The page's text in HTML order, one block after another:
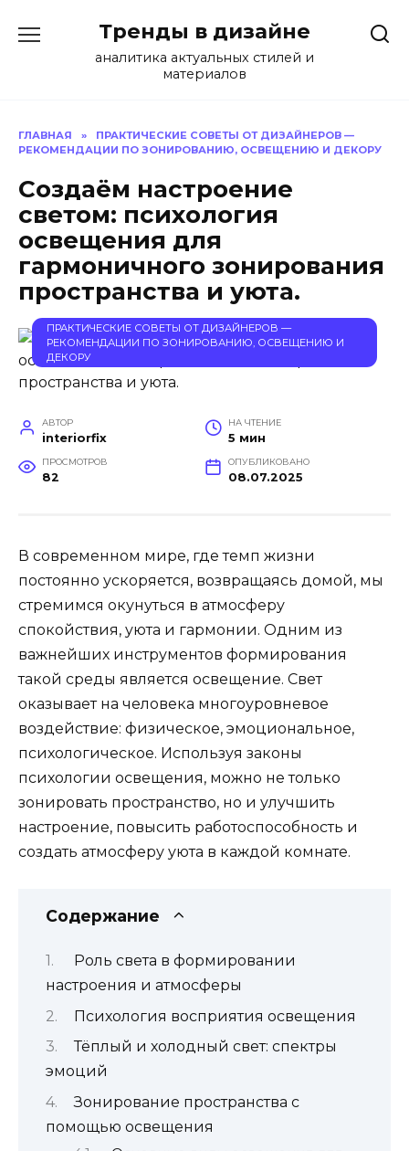
содержанию
Тренды в дизайне
аналитика актуальных стилей и
материалов
ГЛАВНАЯ »
ПРАКТИЧЕСКИЕ СОВЕТЫ ОТ ДИЗАЙНЕРОВ —
РЕКОМЕНДАЦИИ ПО ЗОНИРОВАНИЮ, ОСВЕЩЕНИЮ И ДЕКОРУ
Создаём настроение
светом: психология
освещения для
гармоничного зонирования
пространства и уюта.
ПРАКТИЧЕСКИЕ СОВЕТЫ ОТ ДИЗАЙНЕРОВ —
РЕКОМЕНДАЦИИ ПО ЗОНИРОВАНИЮ, ОСВЕЩЕНИЮ И
ДЕКОРУ
АВТОР
interiorfix
НА ЧТЕНИЕ
5 мин
ПРОСМОТРОВ
82
ОПУБЛИКОВАНО
08.07.2025
В современном мире, где темп жизни
постоянно ускоряется, возвращаясь домой, мы
стремимся окунуться в атмосферу
спокойствия, уюта и гармонии. Одним из
важнейших инструментов формирования
такой среды является освещение. Свет
оказывает на человека многоуровневое
воздействие: физическое, эмоциональное,
психологическое. Используя законы
психологии освещения, можно не только
зонировать пространство, но и улучшить
настроение, повысить работоспособность и
создать атмосферу уюта в каждой комнате.
Содержание
Роль света в формировании
настроения и атмосферы
Психология восприятия освещения
Тёплый и холодный свет: спектры
эмоций
Зонирование пространства с
помощью освещения